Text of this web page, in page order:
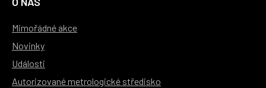
Mimořádné akce
Novinky
Události
Autorizované metrologické středisko